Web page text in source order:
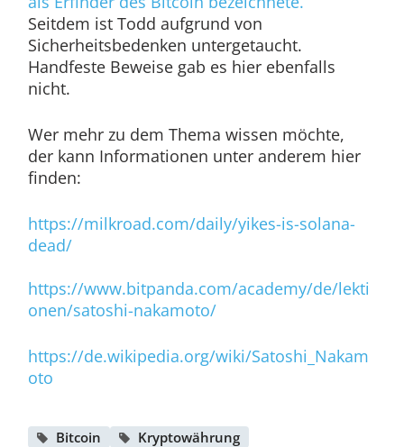
Seitdem ist Todd aufgrund von
Sicherheitsbedenken untergetaucht.
Handfeste Beweise gab es hier ebenfalls
nicht.
Wer mehr zu dem Thema wissen möchte,
der kann Informationen unter anderem hier
finden:
https://milkroad.com/daily/yikes-is-solana-
dead/
https://www.bitpanda.com/academy/de/lekti
onen/satoshi-nakamoto/
https://de.wikipedia.org/wiki/Satoshi_Nakam
oto
Bitcoin Kryptowährung